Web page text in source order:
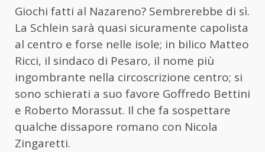
Giochi fatti al Nazareno? Sembrerebbe di sì.
La Schlein sarà quasi sicuramente capolista
al centro e forse nelle isole; in bilico Matteo
Ricci, il sindaco di Pesaro, il nome più
ingombrante nella circoscrizione centro; si
sono schierati a suo favore Goffredo Bettini
e Roberto Morassut. Il che fa sospettare
qualche dissapore romano con Nicola
Zingaretti.